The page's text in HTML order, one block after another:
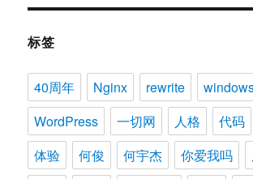
标签
40周年 Nginx rewrite
WordPress
一切网 人格 代码
体验
何俊 何宇杰 你爱我吗